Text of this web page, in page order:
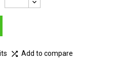
 Add to compare